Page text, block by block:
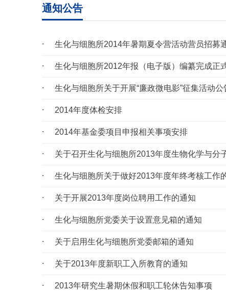
通知公告
生化与细胞所2014年暑期夏令营活动营员招募
生化与细胞所2012年报（电子版）编纂完成正
生化与细胞所关于开展“廉政微电影”征集活动公
2014年度体检安排
2014年基金委项目申报相关事项安排
关于召开生化与细胞所2013年度生物化学与分
生化与细胞所关于做好2013年度年终考核工作
关于开展2013年度岗位聘用工作的通知
生化与细胞所党委关于设置意见箱的通知
关于启用生化与细胞所党委邮箱的通知
关于2013年度新职工入所教育的通知
2013年研究生暑期休假和职工轮休告知事项